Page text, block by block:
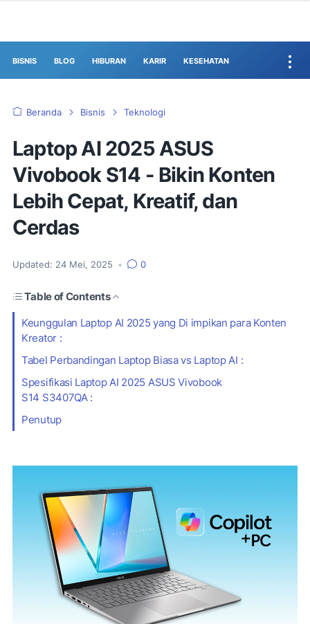
BISNIS BLOG HIBURAN KARIR KESEHATAN
Beranda Bisnis Teknologi
Laptop AI 2025 ASUS
Vivobook S14 - Bikin Konten
Lebih Cepat, Kreatif, dan
Cerdas
Updated: 24 Mei, 2025 • 0
Table of Contents
Keunggulan Laptop AI 2025 yang Di impikan para Konten
Kreator :
Tabel Perbandingan Laptop Biasa vs Laptop AI :
Spesifikasi Laptop AI 2025 ASUS Vivobook
S14 S3407QA :
Penutup